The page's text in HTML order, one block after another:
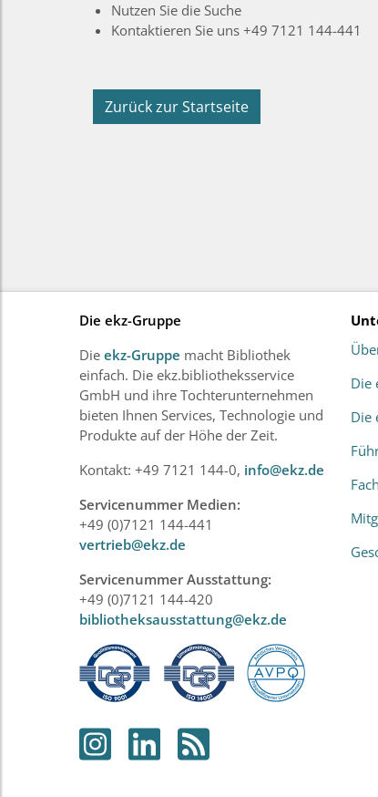
Nutzen Sie die Suche
Kontaktieren Sie uns +49 7121 144-441
Zurück zur Startseite
Die ekz-Gruppe
Die ekz-Gruppe macht Bibliothek
einfach. Die ekz.bibliotheksservice
GmbH und ihre Tochterunternehmen
bieten Ihnen Services, Technologie und
Produkte auf der Höhe der Zeit.
Kontakt: +49 7121 144-0, info@ekz.de
Servicenummer Medien:
+49 (0)7121 144-441
vertrieb@ekz.de
Servicenummer Ausstattung:
+49 (0)7121 144-420
bibliotheksausstattung@ekz.de
Die
Die